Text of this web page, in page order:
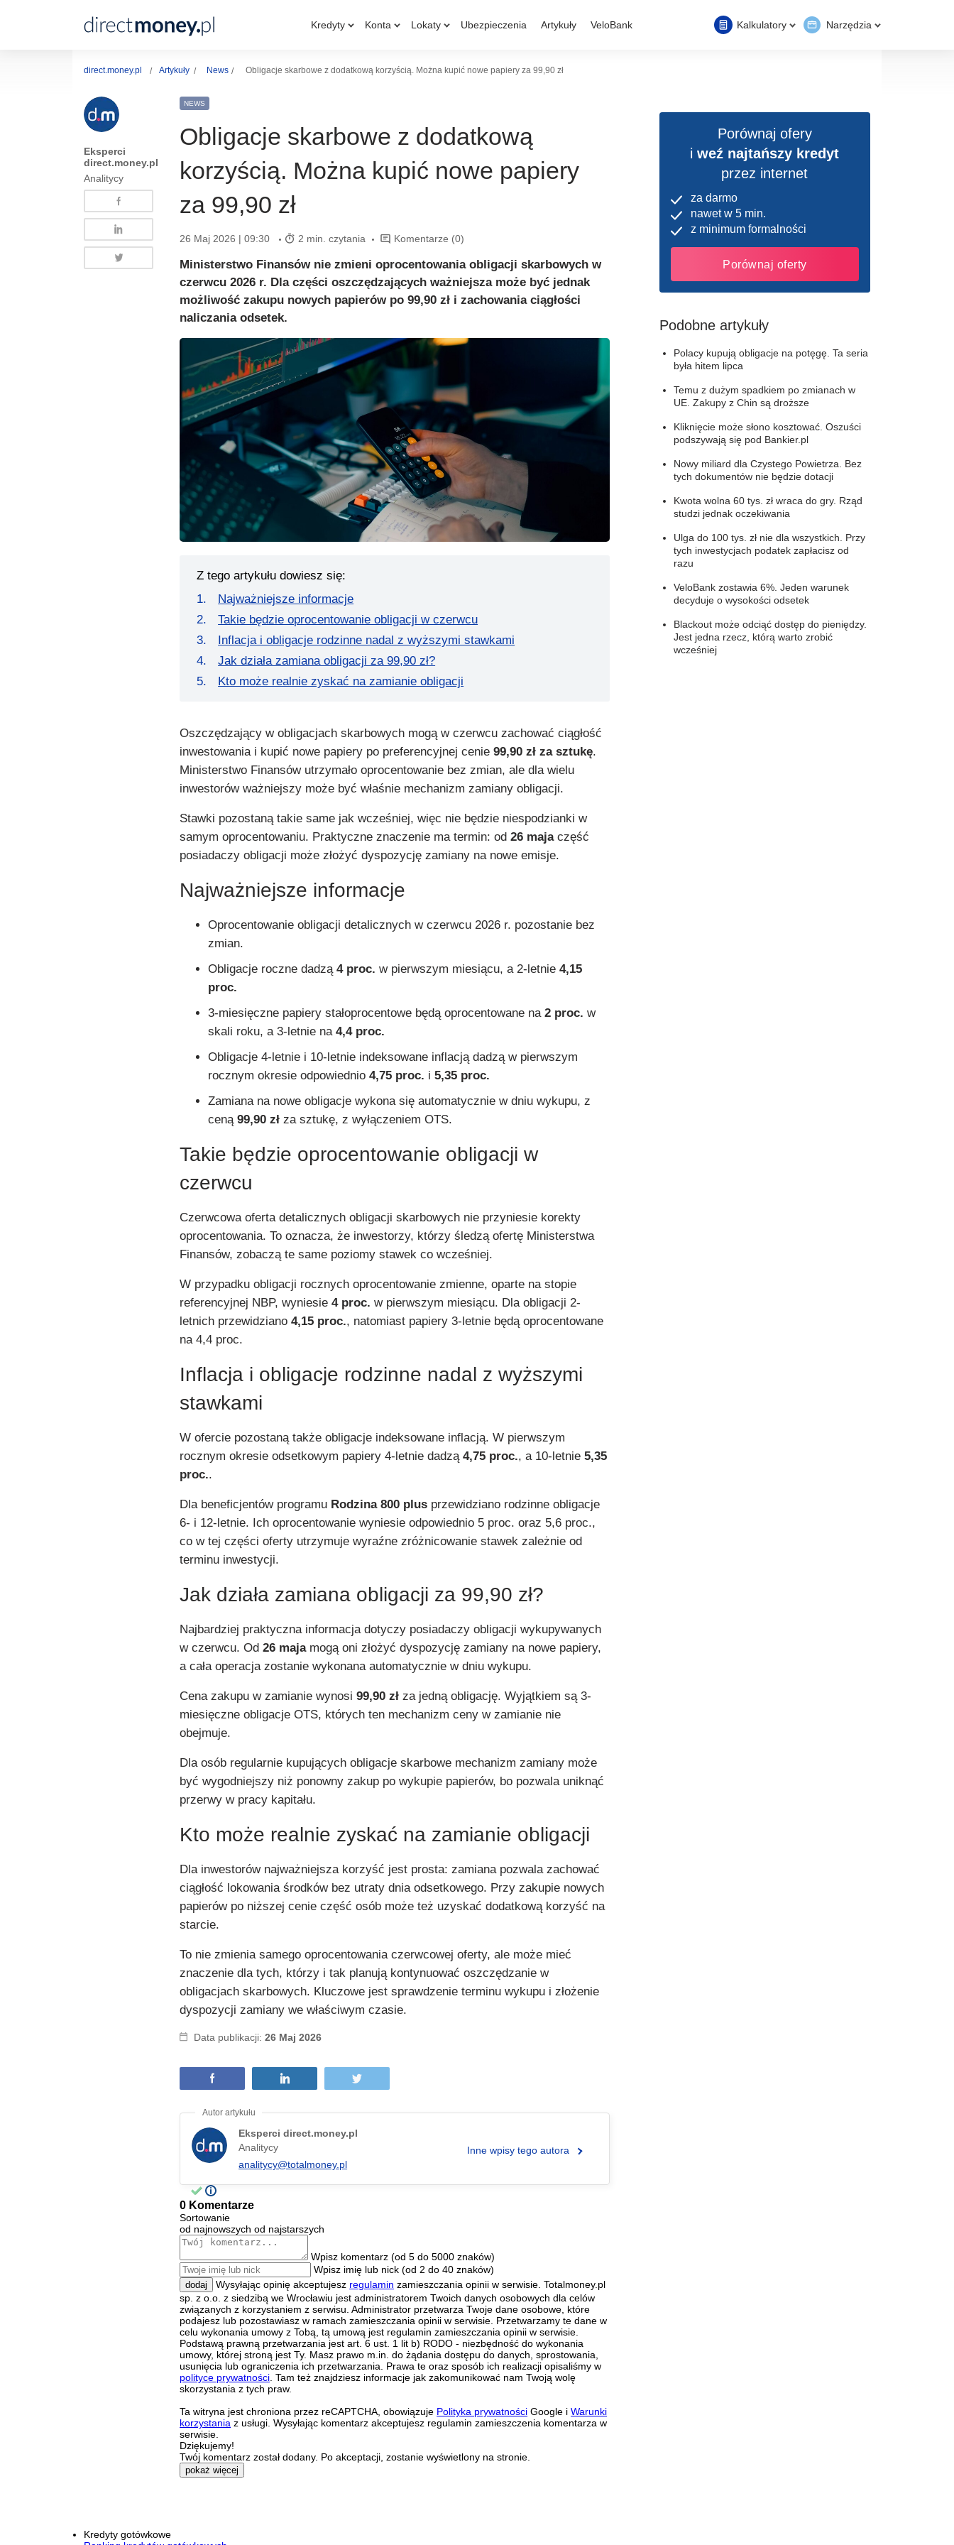
Kredyty Konta Lokaty Ubezpieczenia Artykuły VeloBank Kalkulatory Narzędzia
direct.money.pl Artykuły News Obligacje skarbowe z dodatkową korzyścią. Można kupić nowe papiery za 99,90 zł
Eksperci
direct.money.pl
Analitycy
NEWS
Obligacje skarbowe z dodatkową
korzyścią. Można kupić nowe papiery
za 99,90 zł
26 Maj 2026 | 09:30 2 min. czytania Komentarze (0)
Ministerstwo Finansów nie zmieni oprocentowania obligacji skarbowych w
czerwcu 2026 r. Dla części oszczędzających ważniejsza może być jednak
możliwość zakupu nowych papierów po 99,90 zł i zachowania ciągłości
naliczania odsetek.
Z tego artykułu dowiesz się:
Najważniejsze informacje
Takie będzie oprocentowanie obligacji w czerwcu
Inflacja i obligacje rodzinne nadal z wyższymi stawkami
Jak działa zamiana obligacji za 99,90 zł?
Kto może realnie zyskać na zamianie obligacji
Oszczędzający w obligacjach skarbowych mogą w czerwcu zachować ciągłość
inwestowania i kupić nowe papiery po preferencyjnej cenie99,90 zł za sztukę.
Ministerstwo Finansów utrzymało oprocentowanie bez zmian, ale dla wielu
inwestorów ważniejszy może być właśnie mechanizm zamiany obligacji.
Stawki pozostaną takie same jak wcześniej, więc nie będzie niespodzianki w
samym oprocentowaniu. Praktyczne znaczenie ma termin: od26 majaczęść
posiadaczy obligacji może złożyć dyspozycję zamiany na nowe emisje.
Najważniejsze informacje
Oprocentowanie obligacji detalicznych w czerwcu 2026 r. pozostanie bez
zmian.
Obligacje roczne dadzą4 proc. w pierwszym miesiącu, a 2-letnie4,15
proc.
3-miesięczne papiery stałoprocentowe będą oprocentowane na2 proc. w
skali roku, a 3-letnie na4,4 proc.
Obligacje 4-letnie i 10-letnie indeksowane inflacją dadzą w pierwszym
rocznym okresie odpowiednio4,75 proc. i5,35 proc.
Zamiana na nowe obligacje wykona się automatycznie w dniu wykupu, z
ceną99,90 zł za sztukę, z wyłączeniem OTS.
Takie będzie oprocentowanie obligacji w
czerwcu
Czerwcowa oferta detalicznych obligacji skarbowych nie przyniesie korekty
oprocentowania. To oznacza, że inwestorzy, którzy śledzą ofertę Ministerstwa
Finansów, zobaczą te same poziomy stawek co wcześniej.
W przypadku obligacji rocznych oprocentowanie zmienne, oparte na stopie
referencyjnej NBP, wyniesie4 proc. w pierwszym miesiącu. Dla obligacji 2-
letnich przewidziano4,15 proc., natomiast papiery 3-letnie będą oprocentowane
na 4,4 proc.
Inflacja i obligacje rodzinne nadal z wyższymi
stawkami
W ofercie pozostaną także obligacje indeksowane inflacją. W pierwszym
rocznym okresie odsetkowym papiery 4-letnie dadzą4,75 proc., a 10-letnie5,35
proc..
Dla beneficjentów programu Rodzina 800 plus przewidziano rodzinne obligacje
6- i 12-letnie. Ich oprocentowanie wyniesie odpowiednio 5 proc. oraz 5,6 proc.,
co w tej części oferty utrzymuje wyraźne zróżnicowanie stawek zależnie od
terminu inwestycji.
Jak działa zamiana obligacji za 99,90 zł?
Najbardziej praktyczna informacja dotyczy posiadaczy obligacji wykupywanych
w czerwcu. Od26 majamogą oni złożyć dyspozycję zamiany na nowe papiery,
a cała operacja zostanie wykonana automatycznie w dniu wykupu.
Cena zakupu w zamianie wynosi99,90 zł za jedną obligację. Wyjątkiem są 3-
miesięczne obligacje OTS, których ten mechanizm ceny w zamianie nie
obejmuje.
Dla osób regularnie kupujących obligacje skarbowe mechanizm zamiany może
być wygodniejszy niż ponowny zakup po wykupie papierów, bo pozwala uniknąć
przerwy w pracy kapitału.
Kto może realnie zyskać na zamianie obligacji
Dla inwestorów najważniejsza korzyść jest prosta: zamiana pozwala zachować
ciągłość lokowania środków bez utraty dnia odsetkowego. Przy zakupie nowych
papierów po niższej cenie część osób może też uzyskać dodatkową korzyść na
starcie.
To nie zmienia samego oprocentowania czerwcowej oferty, ale może mieć
znaczenie dla tych, którzy i tak planują kontynuować oszczędzanie w
obligacjach skarbowych. Kluczowe jest sprawdzenie terminu wykupu i złożenie
dyspozycji zamiany we właściwym czasie.
Data publikacji:26 Maj 2026
Eksperci direct.money.pl
Analitycy
analitycy@totalmoney.pl
Inne wpisy tego autora
0 Komentarze
Sortowanie
od najnowszych od najstarszych
Wpisz komentarz (od 5 do 5000 znaków)
Wpisz imię lub nick (od 2 do 40 znaków)
dodaj Wysyłając opinię akceptujesz regulamin zamieszczania opinii w serwisie. Totalmoney.pl
sp. z o.o. z siedzibą we Wrocławiu jest administratorem Twoich danych osobowych dla celów
związanych z korzystaniem z serwisu. Administrator przetwarza Twoje dane osobowe, które
podajesz lub pozostawiasz w ramach zamieszczania opinii w serwisie. Przetwarzamy te dane w
celu wykonania umowy z Tobą, tą umową jest regulamin zamieszczania opinii w serwisie.
Podstawą prawną przetwarzania jest art. 6 ust. 1 lit b) RODO - niezbędność do wykonania
umowy, której stroną jest Ty. Masz prawo m.in. do żądania dostępu do danych, sprostowania,
usunięcia lub ograniczenia ich przetwarzania. Prawa te oraz sposób ich realizacji opisaliśmy w
polityce prywatności . Tam też znajdziesz informacje jak zakomunikować nam Twoją wolę
skorzystania z tych praw.
Ta witryna jest chroniona przez reCAPTCHA, obowiązuje Polityka prywatności Google iWarunki
korzystania z usługi. Wysyłając komentarz akceptujesz regulamin zamieszczenia komentarza w
serwisie.
Dziękujemy!
Twój komentarz został dodany. Po akceptacji, zostanie wyświetlony na stronie.
pokaż więcej
Porównaj ofery
iweź najtańszy kredyt
przez internet
za darmo
nawet w 5 min.
z minimum formalności
Porównaj oferty
Podobne artykuły
Polacy kupują obligacje na potęgę. Ta seria
była hitem lipca
Temu z dużym spadkiem po zmianach w
UE. Zakupy z Chin są droższe
Kliknięcie może słono kosztować. Oszuści
podszywają się pod Bankier.pl
Nowy miliard dla Czystego Powietrza. Bez
tych dokumentów nie będzie dotacji
Kwota wolna 60 tys. zł wraca do gry. Rząd
studzi jednak oczekiwania
Ulga do 100 tys. zł nie dla wszystkich. Przy
tych inwestycjach podatek zapłacisz od
razu
VeloBank zostawia 6%. Jeden warunek
decyduje o wysokości odsetek
Blackout może odciąć dostęp do pieniędzy.
Jest jedna rzecz, którą warto zrobić
wcześniej
Kredyty gotówkowe